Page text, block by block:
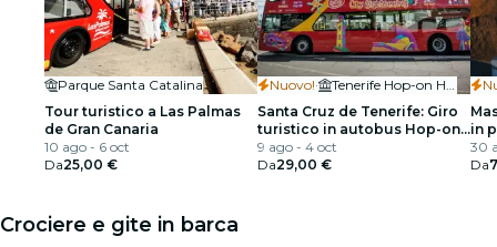
Parque Santa Catalina
Tour turistico a Las Palmas
de Gran Canaria
10 ago - 6 oct
Da25,00 €
Nuovo!·
Tenerife Hop-on Hop-off Tours
Santa Cruz de Tenerife: Giro
turistico in autobus Hop-on
Hop-off da 24 o 48 ore
9 ago - 4 oct
Da29,00 €
in
30
Da
Crociere e gite in barca